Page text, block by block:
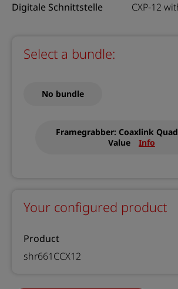
Digitale Schnittstelle
CXP-12
Select a bundle:
No bundle
Framegrabber: Coaxlink Quad
Value
Info
Your configured product
Product
shr661CCX12